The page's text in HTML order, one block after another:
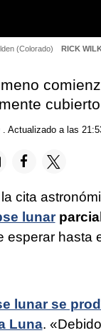
(Colorado) RICK
. Actualizado a las
la cita
lunarparcial
esperar hasta
lunar se
Luna.